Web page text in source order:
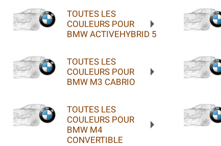
TOUTES LES
COULEURS POUR
BMW ACTIVEHYBRID 5
TOUTES LES
COULEURS POUR
BMW M3 CABRIO
TOUTES LES
COULEURS POUR
BMW M4
CONVERTIBLE